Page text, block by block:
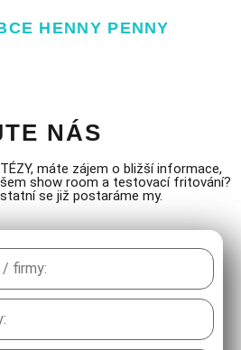
HENNY PENNY
NÁS
máte zájem o bližší informace,
show room a testovací fritování?
se již postaráme my.